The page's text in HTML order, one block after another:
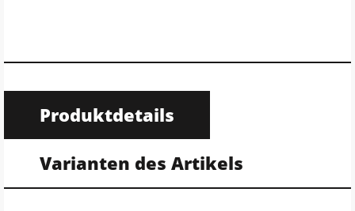
Produktdetails
Varianten des Artikels